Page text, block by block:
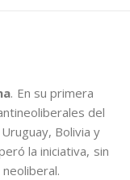
. En su primera
del
Bolivia y
la iniciativa, sin